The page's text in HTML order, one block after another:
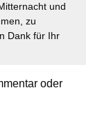
und
zu
Dank für Ihr
oder